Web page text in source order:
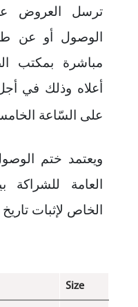
ترسل العروض
الوصول أو عن
مباشرة بمكتب
أعلاه وذلك في
على السّاعة
ويعتمد ختم
العامة للشراكة
الخاص لإثبات
Size